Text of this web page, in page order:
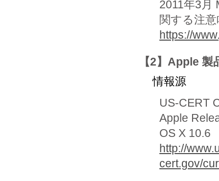
2011年3月
関する注
https://
【2】Apple
情報源
US-CERT
Apple
OS X 10.6
http://
cert.gov/